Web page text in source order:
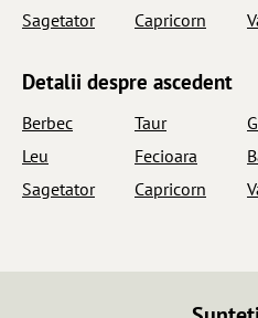
Sagetator
Capricorn
Detalii despre ascedent
Berbec Taur
Leu
Fecioara
Sagetator
Capricorn